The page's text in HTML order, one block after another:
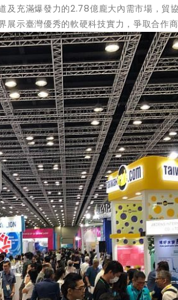
及充滿爆發力的2.78億龐大內需市場，貿
示臺灣優秀的軟硬科技實力，爭取合作商